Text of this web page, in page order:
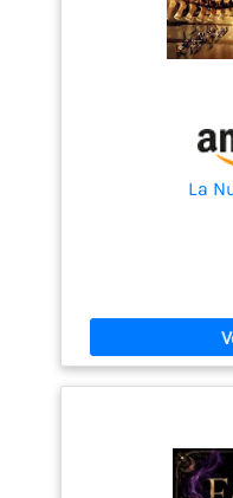
empêche
pénétrer dans la
La